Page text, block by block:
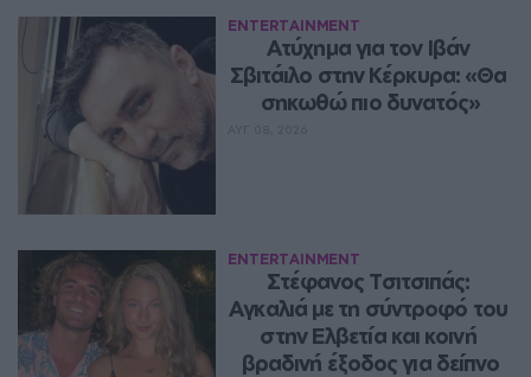
ENTERTAINMENT
Ατύχημα για τον Ιβάν
Σβιτάιλο στην Κέρκυρα: «Θα
σηκωθώ πιο δυνατός»
ENTERTAINMENT
Στέφανος Τσιτσιπάς:
Αγκαλιά με τη σύντροφό του
στην Ελβετία και κοινή
βραδινή έξοδος για δείπνο